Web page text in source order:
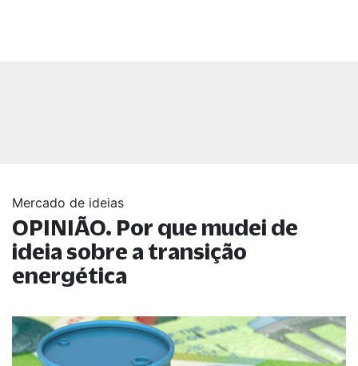
Mercado de ideias
OPINIÃO. Por que mudei de
ideia sobre a transição
energética